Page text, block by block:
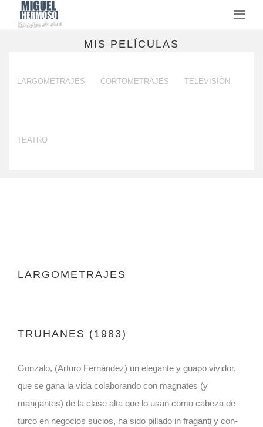
MIS PELÍCULAS
LARGOMETRAJES CORTOMETRAJES TELEVISIÓN
TEATRO
LARGOMETRAJES
TRUHANES (1983)
Gonzalo, (Arturo Fernández) un elegante y guapo vividor,
que se gana la vida colaborando con magnates (y
mangantes) de la clase alta que lo usan como cabeza de
turco en negocios sucios, ha sido pillado in fraganti y con-